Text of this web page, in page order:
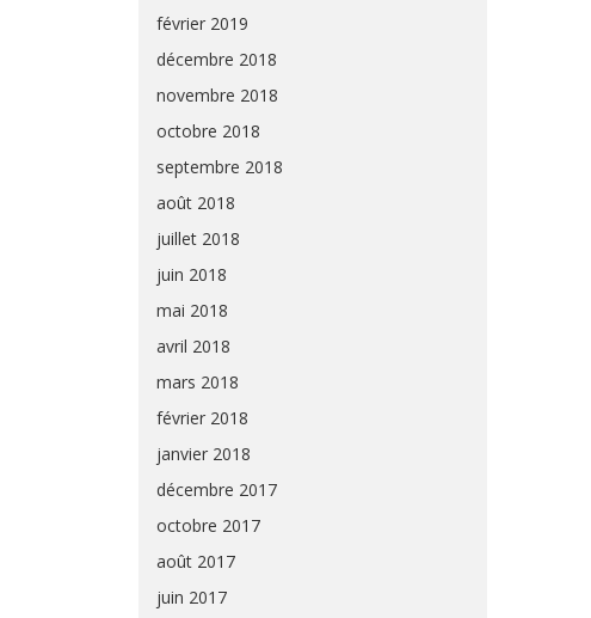
février 2019
décembre 2018
novembre 2018
octobre 2018
septembre 2018
août 2018
juillet 2018
juin 2018
mai 2018
avril 2018
mars 2018
février 2018
janvier 2018
décembre 2017
octobre 2017
août 2017
juin 2017